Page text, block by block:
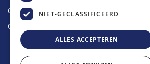
Contact
Offerte aanvragen
NIET-GECLASSIFICEERD
ALLES ACCEPTEREN